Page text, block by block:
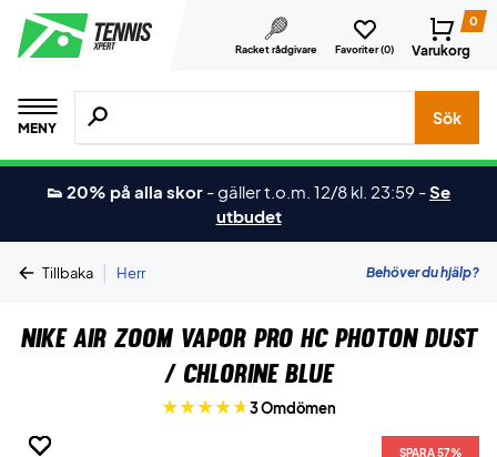
Racket rådgivare Favoriter (0)
0
Varukorg
MENY
Sök efter produkter, märken osv.
Sök
👟 20% på alla skor -gäller t.o.m. 12/8 kl. 23:59 -Se
utbudet
Tillbaka | Herr Behöver du hjälp?
Nike Air Zoom Vapor Pro HC Photon Dust
/ Chlorine Blue
3 Omdömen
SPARA 57%
SPARA 57%
SPARA 57%
SPARA 57%
SPARA 57%
SPARA 57%